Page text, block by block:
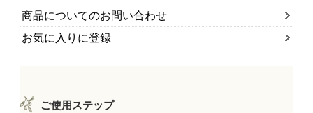
商品についてのお問い合わせ
お気に入りに登録